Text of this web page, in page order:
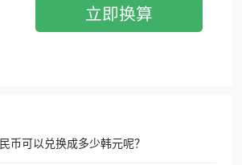
立即换算
可以兑换成多少韩元呢？